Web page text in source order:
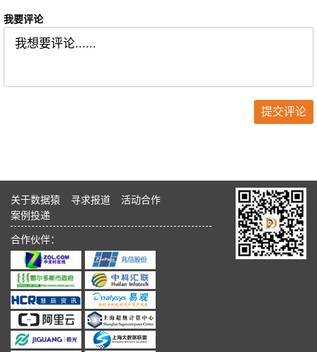
我要评论
关于数据猿 寻求报道
活动合作
案例投递
合作伙伴：